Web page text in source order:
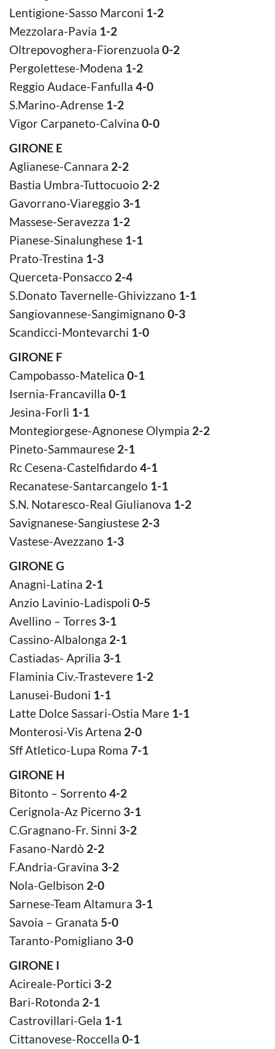
Lentigione-Sasso Marconi 1-2
Mezzolara-Pavia 1-2
Oltrepovoghera-Fiorenzuola 0-2
Pergolettese-Modena 1-2
Reggio Audace-Fanfulla 4-0
S.Marino-Adrense 1-2
Vigor Carpaneto-Calvina 0-0
GIRONE E
Aglianese-Cannara 2-2
Bastia Umbra-Tuttocuoio 2-2
Gavorrano-Viareggio 3-1
Massese-Seravezza 1-2
Pianese-Sinalunghese 1-1
Prato-Trestina 1-3
Querceta-Ponsacco 2-4
S.Donato Tavernelle-Ghivizzano 1-1
Sangiovannese-Sangimignano 0-3
Scandicci-Montevarchi 1-0
GIRONE F
Campobasso-Matelica 0-1
Isernia-Francavilla 0-1
Jesina-Forlì 1-1
Montegiorgese-Agnonese Olympia 2-2
Pineto-Sammaurese 2-1
Rc Cesena-Castelfidardo 4-1
Recanatese-Santarcangelo 1-1
S.N. Notaresco-Real Giulianova 1-2
Savignanese-Sangiustese 2-3
Vastese-Avezzano 1-3
GIRONE G
Anagni-Latina 2-1
Anzio Lavinio-Ladispoli 0-5
Avellino – Torres 3-1
Cassino-Albalonga 2-1
Castiadas- Aprilia 3-1
Flaminia Civ.-Trastevere 1-2
Lanusei-Budoni 1-1
Latte Dolce Sassari-Ostia Mare 1-1
Monterosi-Vis Artena 2-0
Sff Atletico-Lupa Roma 7-1
GIRONE H
Bitonto – Sorrento 4-2
Cerignola-Az Picerno 3-1
C.Gragnano-Fr. Sinni 3-2
Fasano-Nardò 2-2
F.Andria-Gravina 3-2
Nola-Gelbison 2-0
Sarnese-Team Altamura 3-1
Savoia – Granata 5-0
Taranto-Pomigliano 3-0
GIRONE I
Acireale-Portici 3-2
Bari-Rotonda 2-1
Castrovillari-Gela 1-1
Cittanovese-Roccella 0-1